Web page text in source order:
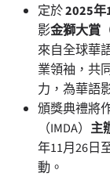
定於2025年
影金獅大賞
來自全球華
業領袖，共
力，為華語
頒獎典禮將
（IMDA） 主
年11月26日
動。